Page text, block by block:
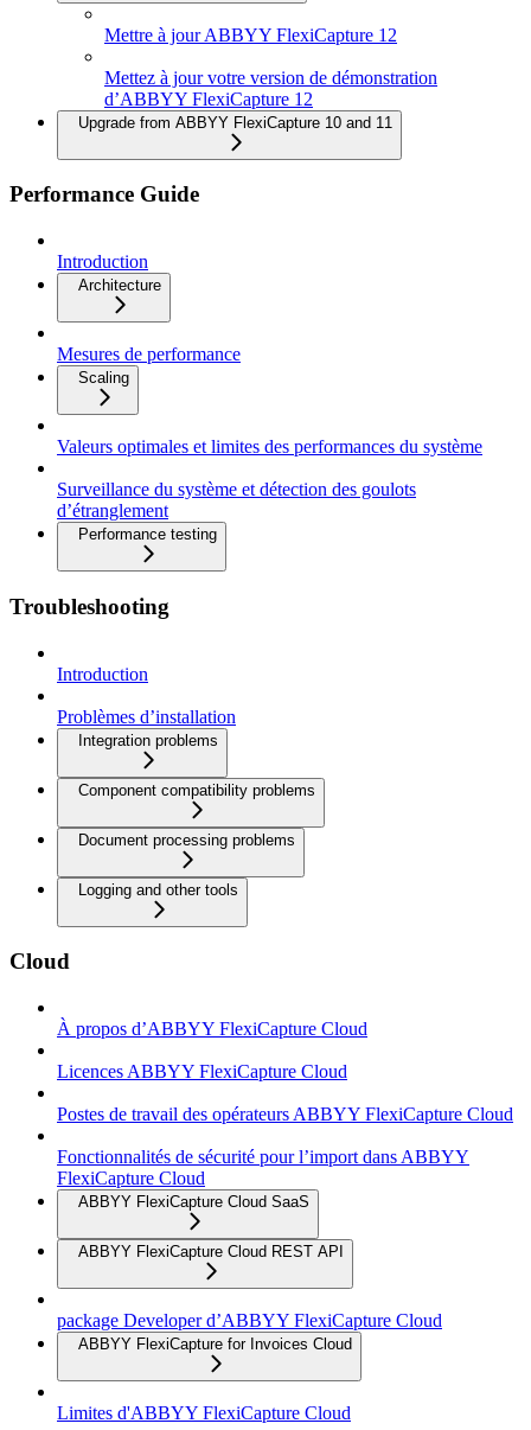
Mettre à jour ABBYY FlexiCapture 12
Mettez à jour votre version de démonstration
d’ABBYY FlexiCapture 12
Upgrade from ABBYY FlexiCapture 10 and 11
Performance Guide
Introduction
Architecture
Mesures de performance
Scaling
Valeurs optimales et limites des performances du système
Surveillance du système et détection des goulots
d’étranglement
Performance testing
Troubleshooting
Introduction
Problèmes d’installation
Integration problems
Component compatibility problems
Document processing problems
Logging and other tools
Cloud
À propos d’ABBYY FlexiCapture Cloud
Licences ABBYY FlexiCapture Cloud
Postes de travail des opérateurs ABBYY FlexiCapture Cloud
Fonctionnalités de sécurité pour l’import dans ABBYY
FlexiCapture Cloud
ABBYY FlexiCapture Cloud SaaS
ABBYY FlexiCapture Cloud REST API
package Developer d’ABBYY FlexiCapture Cloud
ABBYY FlexiCapture for Invoices Cloud
Limites d'ABBYY FlexiCapture Cloud